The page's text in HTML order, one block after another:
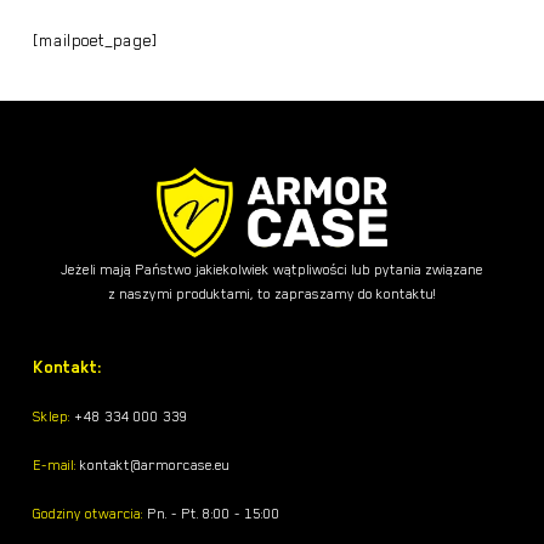
Brak produktów w koszyku.
[mailpoet_page]
Jeżeli mają Państwo jakiekolwiek wątpliwości lub pytania związane
z naszymi produktami, to zapraszamy do kontaktu!
Kontakt:
Sklep: +48 334 000 339
E-mail: kontakt@armorcase.eu
Godziny otwarcia: Pn. - Pt. 8:00 - 15:00